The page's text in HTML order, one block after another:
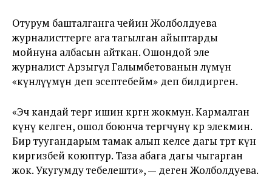
Отурум башталганга чейин Жолболдуева
журналисттерге ага тагылган айыптарды
мойнуна албасын айткан. Ошондой эле
журналист Арзыгүл Галымбетованын өлүмүнө
«күнөөлүүмүн деп эсептебейм» деп билдирген.
«Эч кандай тергөө ишин көргөн жокмун. Кармалган
күнү келген, ошол боюнча тергөөчүнү көрө элекмин.
Бир туугандарым тамак алып келсе дагы төрт күн
киргизбей коюптур. Таза абага дагы чыгарган
жок. Укугумду тебелешти», — деген Жолболдуева.